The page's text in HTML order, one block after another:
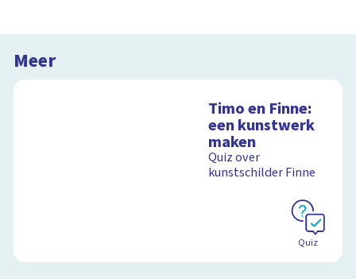
Meer
Timo en Finne:
een kunstwerk
maken
Quiz over
kunstschilder Finne
Quiz